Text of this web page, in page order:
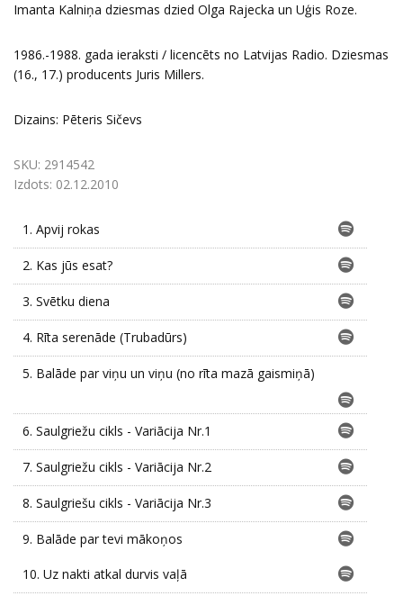
Imanta Kalniņa dziesmas dzied Olga Rajecka un Uģis Roze.
1986.-1988. gada ieraksti / licencēts no Latvijas Radio. Dziesmas
(16., 17.) producents Juris Millers.
Dizains: Pēteris Sičevs
SKU: 2914542
Izdots: 02.12.2010
1. Apvij rokas
2. Kas jūs esat?
3. Svētku diena
4. Rīta serenāde (Trubadūrs)
5. Balāde par viņu un viņu (no rīta mazā gaismiņā)
6. Saulgriežu cikls - Variācija Nr.1
7. Saulgriežu cikls - Variācija Nr.2
8. Saulgriešu cikls - Variācija Nr.3
9. Balāde par tevi mākoņos
10. Uz nakti atkal durvis vaļā